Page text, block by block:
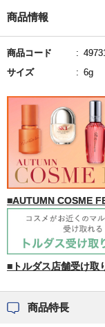
商品情報
商品コード
サイズ
6g
■AUTUMN COSME
■トルダス店舗受け取
商品特長